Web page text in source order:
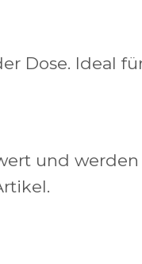
Dose. Ideal
und